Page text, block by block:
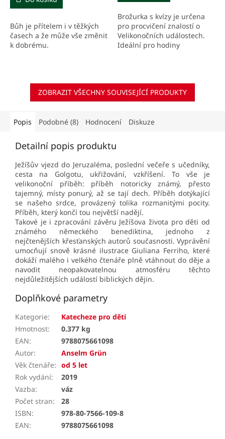
Bůh je přítelem i v těžkých
časech a že může vše změnit
k dobrému.
Brožurka s kvízy je určena
pro procvičení znalostí o
Velikonočních událostech.
Ideální pro hodiny
ZOBRAZIT VŠECHNY SOUVISEJÍCÍ PRODUKTY
Popis Podobné (8) Hodnocení Diskuze
Detailní popis produktu
Ježíšův vjezd do Jeruzaléma, poslední večeře s učedníky,
cesta na Golgotu, ukřižování, vzkříšení. To vše je
velikonoční příběh: příběh notoricky známý, přesto
tajemný, místy ponurý, až se tají dech. Příběh dotýkající
se našeho srdce, provázený tolika rozmanitými pocity.
Příběh, který končí tou největší nadějí.
Takové je i zpracování závěru Ježíšova života pro děti od
známého německého benediktina, jednoho z
nejčtenějších křesťanských autorů současnosti. Vyprávění
umocňují snově krásné ilustrace Giuliana Ferriho, které
dokáží malého i velkého čtenáře plně vtáhnout do děje a
navodit neopakovatelnou atmosféru těchto
nejdůležitějších událostí biblických dějin.
Doplňkové parametry
Kategorie:
Katecheze pro děti
Hmotnost:
0.377 kg
EAN:
9788075661098
Autor:
Anselm Grün
Věk čtenáře: od 5 let
Rok vydání:
2019
Vazba:
váz
Počet stran:
28
ISBN:
978-80-7566-109-8
EAN: 9788075661098